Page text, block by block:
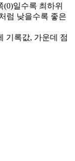
(0)일수록 최하위
럼 낮을수록 좋은
기록값, 가운데 점